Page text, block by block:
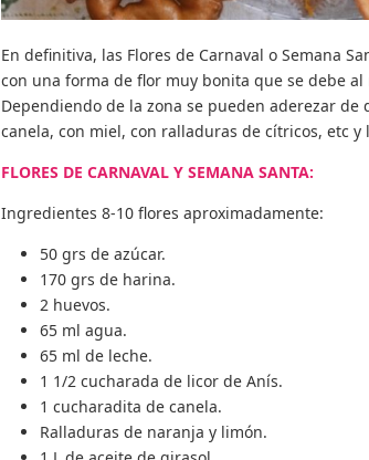
En definitiva, las Flores de Carnaval o Semana
con una forma de flor muy bonita que se debe
Dependiendo de la zona se pueden aderezar de
canela, con miel, con ralladuras de cítricos, etc
FLORES DE CARNAVAL Y SEMANA SANTA:
Ingredientes 8-10 flores aproximadamente:
50 grs de azúcar.
170 grs de harina.
2 huevos.
65 ml agua.
65 ml de leche.
1 1/2 cucharada de licor de Anís.
1 cucharadita de canela.
Ralladuras de naranja y limón.